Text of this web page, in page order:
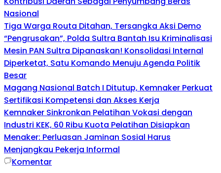
Nasional
Tiga Warga Routa Ditahan, Tersangka Aksi Demo
“Pengrusakan”, Polda Sultra Bantah Isu Kriminalisasi
Mesin PAN Sultra Dipanaskan! Konsolidasi Internal
Diperketat, Satu Komando Menuju Agenda Politik
Besar
Magang Nasional Batch I Ditutup, Kemnaker Perkuat
Sertifikasi Kompetensi dan Akses Kerja
Kemnaker Sinkronkan Pelatihan Vokasi dengan
Industri KEK, 60 Ribu Kuota Pelatihan Disiapkan
Menaker: Perluasan Jaminan Sosial Harus
Menjangkau Pekerja Informal
Komentar